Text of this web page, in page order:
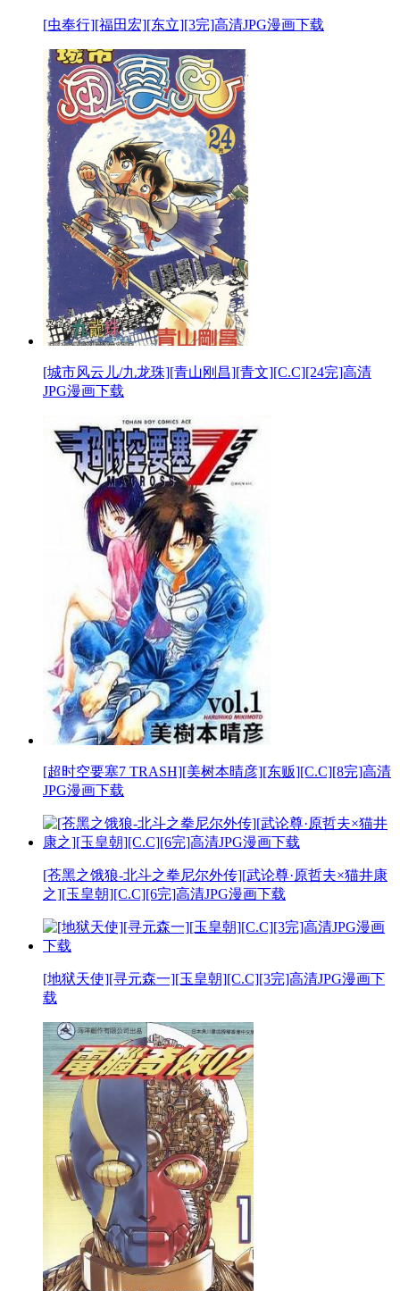
[虫奉行][福田宏][东立][3完]高清JPG漫画下载
[城市风云儿/九龙珠][青山刚昌][青文][C.C][24完]高清
JPG漫画下载
[超时空要塞7 TRASH][美树本晴彦][东贩][C.C][8完]高清
JPG漫画下载
[苍黑之饿狼-北斗之拳尼尔外传][武论尊·原哲夫×猫井康
之][玉皇朝][C.C][6完]高清JPG漫画下载
[地狱天使][寻元森一][玉皇朝][C.C][3完]高清JPG漫画下
载